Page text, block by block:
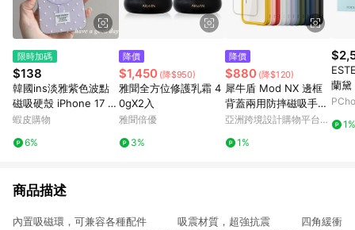
限時加碼
$138
韓國ins淡雅紫色波點
磁吸硬殼 iPhone 17 Pr
o Max 15 14 13 手機
蝦皮購物
6%
降價
$1,450 (降$950)
雅聞全方位修護乳霜 4
0gX2入
雅聞倍優
3%
降價
$880 (降$120)
犀牛盾 Mod NX 邊框
背蓋兩用防摔磁吸手機
殼 for iPhone 13系列
亞洲跨境設計購物平台
1%
蘭黛
5ml
1%
商品描述
內置吸磁環，可兼容各種配件 吸震材質，超強抗震 四角緩衝